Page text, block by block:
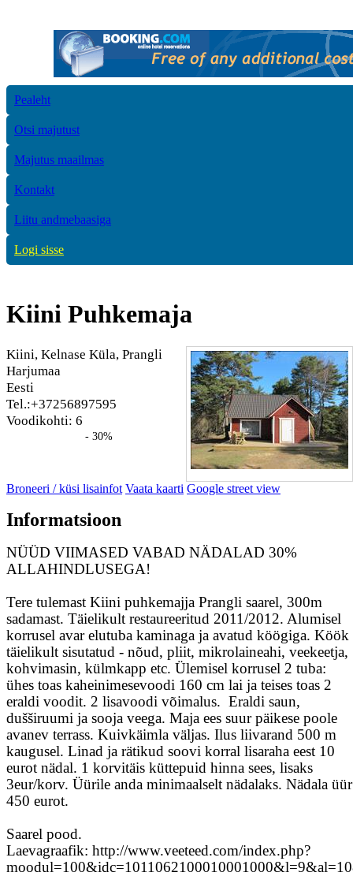
Pealeht
Otsi majutust
Majutus maailmas
Kontakt
Liitu andmebaasiga
Logi sisse
Kiini Puhkemaja
Kiini, Kelnase Küla, Prangli
Harjumaa
Eesti
Tel.:+37256897595
Voodikohti: 6
- 30%
Broneeri / küsi lisainfot Vaata kaarti Google street view
Informatsioon
NÜÜD VIIMASED VABAD NÄDALAD 30%
ALLAHINDLUSEGA!
Tere tulemast Kiini puhkemajja Prangli saarel, 300m
sadamast. Täielikult restaureeritud 2011/2012. Alumisel
korrusel avar elutuba kaminaga ja avatud köögiga. Köök
täielikult sisutatud - nõud, pliit, mikrolaineahi, veekeetja,
kohvimasin, külmkapp etc. Ülemisel korrusel 2 tuba:
ühes toas kaheinimesevoodi 160 cm lai ja teises toas 2
eraldi voodit. 2 lisavoodi võimalus. Eraldi saun,
dušširuumi ja sooja veega. Maja ees suur päikese poole
avanev terrass. Kuivkäimla väljas. Ilus liivarand 500 m
kaugusel. Linad ja rätikud soovi korral lisaraha eest 10
eurot nädal. 1 korvitäis küttepuid hinna sees, lisaks
3eur/korv. Üürile anda minimaalselt nädalaks. Nädala üür
450 eurot.
Saarel pood.
Laevagraafik: http://www.veeteed.com/index.php?